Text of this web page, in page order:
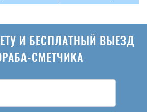
И БЕСПЛАТНЫЙ ВЫЕЗД
СМЕТЧИКА